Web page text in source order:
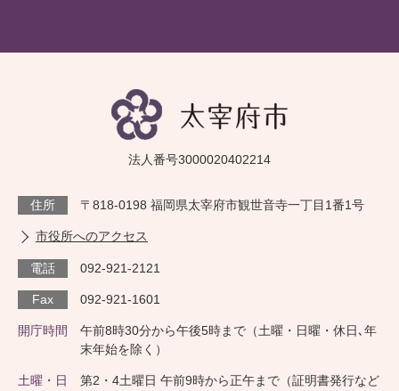
法人番号3000020402214
住所 〒818-0198 福岡県太宰府市観世音寺一丁目1番1号
市役所へのアクセス
電話 092-921-2121
Fax 092-921-1601
開庁時間
午前8時30分から午後5時まで（土曜・日曜・休日､年
末年始を除く）
土曜・日
第2・4土曜日 午前9時から正午まで（証明書発行など